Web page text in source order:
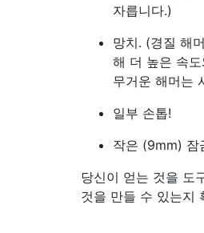
자릅니다.)
망치. (경질 해
해 더 높은 속
무거운 해머는
일부 손톱!
작은 (9mm) 잠
당신이 얻는 것을 도
것을 만들 수 있는지